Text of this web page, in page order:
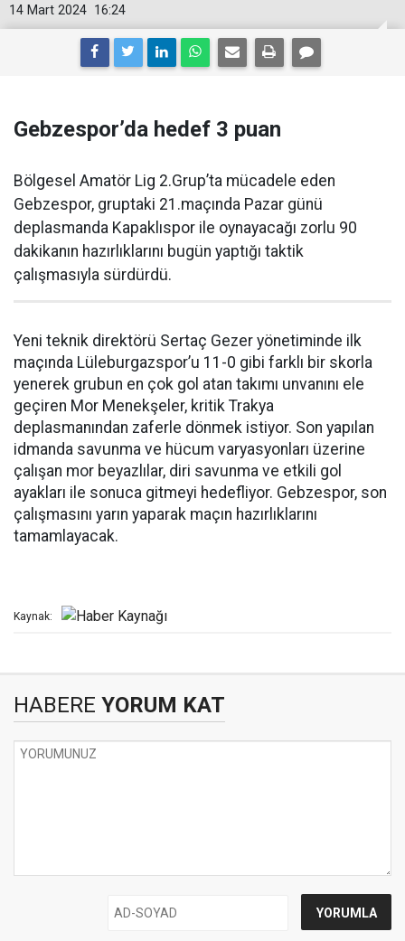
16:24
14 Mart 2024
Gebzespor’da hedef 3 puan
Bölgesel Amatör Lig 2.Grup’ta mücadele eden
Gebzespor, gruptaki 21.maçında Pazar günü
deplasmanda Kapaklıspor ile oynayacağı zorlu 90
dakikanın hazırlıklarını bugün yaptığı taktik
çalışmasıyla sürdürdü.
Yeni teknik direktörü Sertaç Gezer yönetiminde ilk
maçında Lüleburgazspor’u 11-0 gibi farklı bir skorla
yenerek grubun en çok gol atan takımı unvanını ele
geçiren Mor Menekşeler, kritik Trakya
deplasmanından zaferle dönmek istiyor. Son yapılan
idmanda savunma ve hücum varyasyonları üzerine
çalışan mor beyazlılar, diri savunma ve etkili gol
ayakları ile sonuca gitmeyi hedefliyor. Gebzespor, son
çalışmasını yarın yaparak maçın hazırlıklarını
tamamlayacak.
Kaynak:
HABERE YORUM KAT